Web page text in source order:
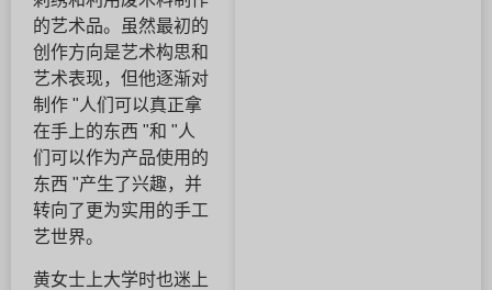
的艺术品。虽然最初的
创作方向是艺术构思和
艺术表现，但他逐渐对
制作 "人们可以真正拿
在手上的东西 "和 "人
们可以作为产品使用的
东西 "产生了兴趣，并
转向了更为实用的手工
艺世界。
黄女士上大学时也迷上